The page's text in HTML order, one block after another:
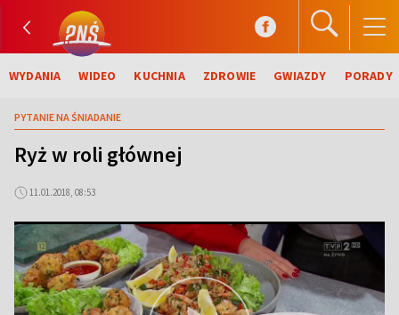
WYDANIA WIDEO KUCHNIA ZDROWIE GWIAZDY PORADY
PYTANIE NA ŚNIADANIE
Ryż w roli głównej
11.01.2018, 08:53